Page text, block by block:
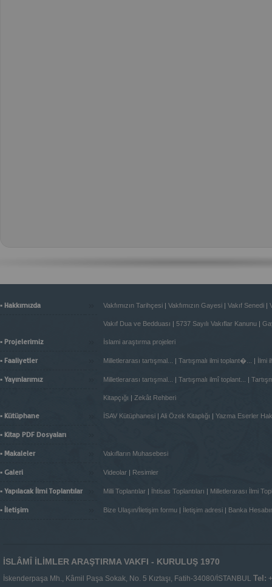
▪ Hakkımızda Vakfımızın Tarihçesi Vakfımızın Gayesi Vakıf Senedi
Vakıf Dua ve Bedduası 5737 Sayılı Vakıflar Kanunu
▪ Projelerimiz İslami araştırma projeleri
▪ Faaliyetler Milletlerarası tartışmal... Tartışmalı ilmi toplant�... İlmi
▪ Yayınlarımız Milletlerarası tartışmal... Tartışmalı ilmî toplant...
Kitapçığı Zekât Rehberi
▪ Kütüphane İSAV Kütüphanesi Ali Özek Kitaplığı Yazma Eserler
▪ Kitap PDF Dosyaları
▪ Makaleler Vakıfların Muhasebesi
▪ Galeri Videolar Resimler
▪ Yapılacak İlmi Toplantılar Milli Toplantılar İhtisas Toplantıları Milletlerarası İlmi
▪ İletişim Bize Ulaşın/İletişim formu İletişim adresi Banka
İSLÂMÎ İLİMLER ARAŞTIRMA VAKFI - KURULUŞ 1970
İskenderpaşa Mh., Kâmil Paşa Sokak, No. 5 Kıztaşı, Fatih-34080/İSTANBUL Tel: